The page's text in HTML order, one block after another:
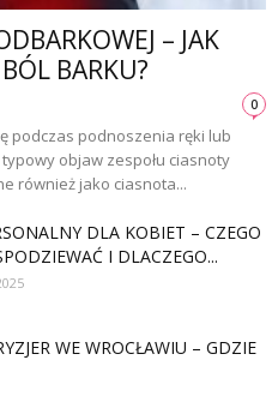
– JAK
BARKU?
0
podczas podnoszenia ręki lub
objaw zespołu ciasnoty
również jako ciasnota...
DLA KOBIET – CZEGO
I DLACZEGO...
WE WROCŁAWIU – GDZIE